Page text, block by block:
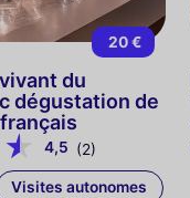
20 €
du
dégustation de
4,5 (2)
Visites autonomes